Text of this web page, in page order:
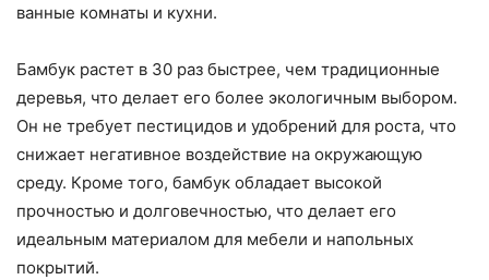
ванные комнаты и кухни.
Бамбук растет в 30 раз быстрее, чем традиционные
деревья, что делает его более экологичным выбором.
Он не требует пестицидов и удобрений для роста, что
снижает негативное воздействие на окружающую
среду. Кроме того, бамбук обладает высокой
прочностью и долговечностью, что делает его
идеальным материалом для мебели и напольных
покрытий.